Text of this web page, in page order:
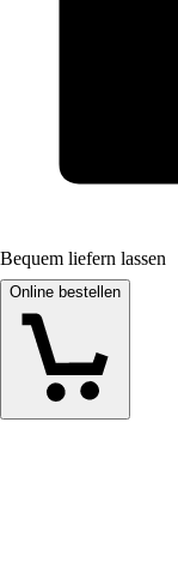
Bequem liefern lassen
Online bestellen